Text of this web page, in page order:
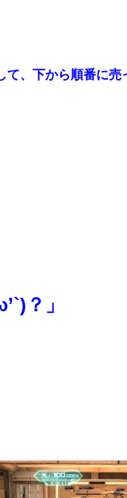
て、下から順番に売
？」